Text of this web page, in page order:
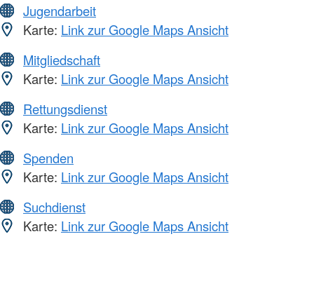
Jugendarbeit
Karte: Link zur Google Maps Ansicht
Mitgliedschaft
Karte: Link zur Google Maps Ansicht
Rettungsdienst
Karte: Link zur Google Maps Ansicht
Spenden
Karte: Link zur Google Maps Ansicht
Suchdienst
Karte: Link zur Google Maps Ansicht